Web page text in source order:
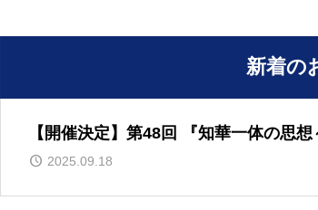
新着の
【開催決定】第48回 『知華一体の思
2025.09.18